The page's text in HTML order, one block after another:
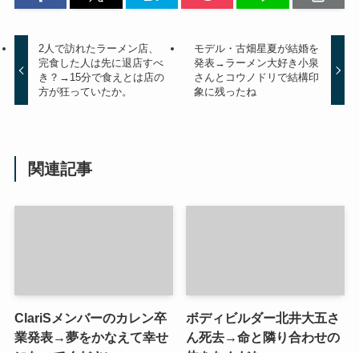
2人で訪れたラーメン店、
完食した人は先に退店すべ
き？→15分で食えとは店の
方が狂っていたか。
モデル・古畑星夏が結婚を
発表→ラーメン大好き小泉
さんとコウノドリで結構印
象に残ったね
関連記事
ClariSメンバーのカレン卒
業発表→夢をかなえて幸せ
ボディビルダー北井大五さ
ん死去→命と隣り合わせの